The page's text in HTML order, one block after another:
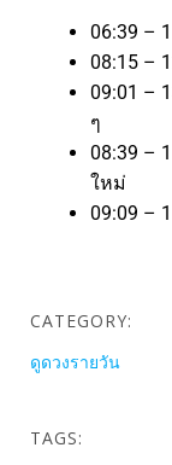
06:39 –
08:15 –
09:01 –
ๆ
08:39 –
ใหม่
09:09 –
CATEGORY:
ดูดวงรายวัน
TAGS: